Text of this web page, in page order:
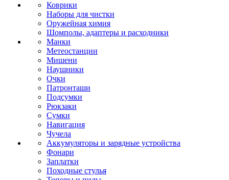
Коврики
Наборы для чистки
Оружейная химия
Шомполы, адаптеры и расходники
Манки
Метеостанции
Мишени
Наушники
Очки
Патронташи
Подсумки
Рюкзаки
Сумки
Навигация
Чучела
Аккумуляторы и зарядные устройства
Фонари
Заплатки
Походные стулья